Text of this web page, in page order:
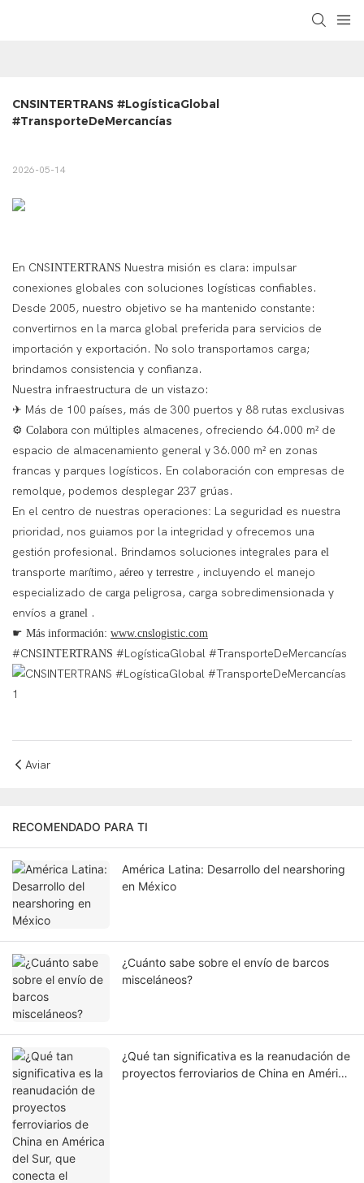
CNSINTERTRANS #LogísticaGlobal
#TransporteDeMercancías
2026-05-14
En CNSINTERTRANS Nuestra misión es clara: impulsar
conexiones globales con soluciones logísticas confiables.
Desde 2005, nuestro objetivo se ha mantenido constante:
convertirnos en la marca global preferida para servicios de
importación y exportación. No solo transportamos carga;
brindamos consistencia y confianza.
Nuestra infraestructura de un vistazo:
✈ Más de 100 países, más de 300 puertos y 88 rutas exclusivas
⚙ Colabora con múltiples almacenes, ofreciendo 64.000 m² de
espacio de almacenamiento general y 36.000 m² en zonas
francas y parques logísticos. En colaboración con empresas de
remolque, podemos desplegar 237 grúas.
En el centro de nuestras operaciones: La seguridad es nuestra
prioridad, nos guiamos por la integridad y ofrecemos una
gestión profesional. Brindamos soluciones integrales para el
transporte marítimo, aéreo y terrestre , incluyendo el manejo
especializado de carga peligrosa, carga sobredimensionada y
envíos a granel .
☛ Más información: www.cnslogistic.com
#CNSINTERTRANS #LogísticaGlobal #TransporteDeMercancías
Aviar
RECOMENDADO PARA TI
América Latina: Desarrollo del nearshoring
en México
¿Cuánto sabe sobre el envío de barcos
misceláneos?
¿Qué tan significativa es la reanudación de
proyectos ferroviarios de China en América